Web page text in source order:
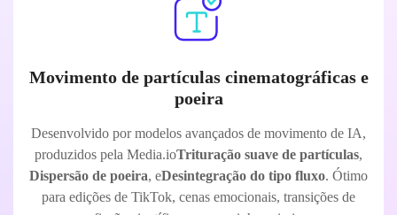
Movimento de partículas cinematográficas e
poeira
Desenvolvido por modelos avançados de movimento de IA,
produzidos pela Media.ioTrituração suave de partículas,
Dispersão de poeira, eDesintegração do tipo fluxo. Ótimo
para edições de TikTok, cenas emocionais, transições de